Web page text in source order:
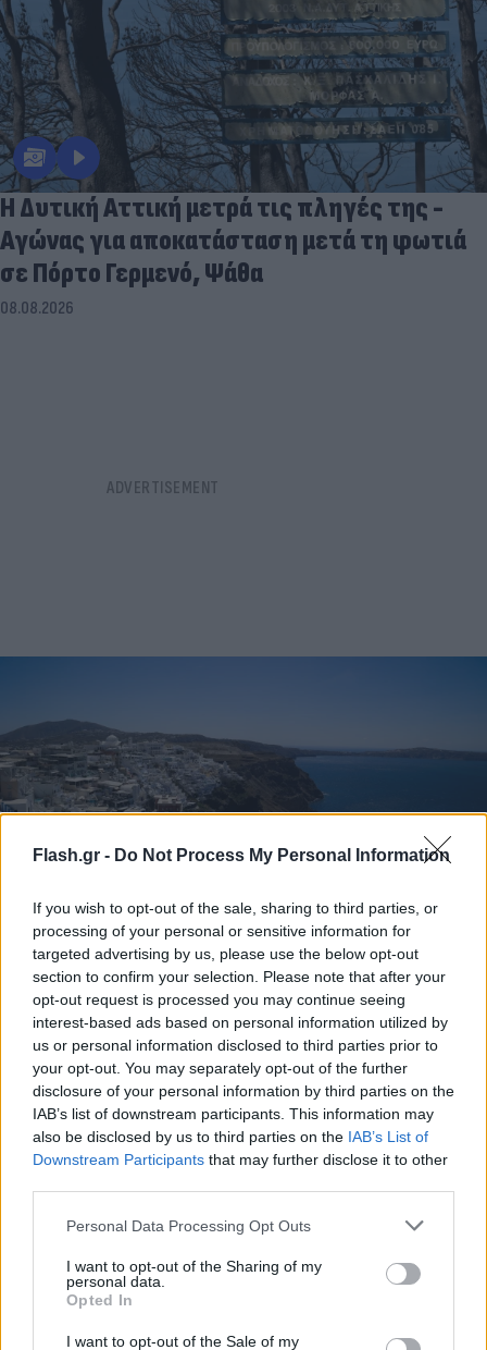
Flash.gr - Do Not Process My Personal Information
If you wish to opt-out of the sale, sharing to third parties, or
processing of your personal or sensitive information for
targeted advertising by us, please use the below opt-out
section to confirm your selection. Please note that after your
opt-out request is processed you may continue seeing
interest-based ads based on personal information utilized by
us or personal information disclosed to third parties prior to
your opt-out. You may separately opt-out of the further
disclosure of your personal information by third parties on the
IAB’s list of downstream participants. This information may
also be disclosed by us to third parties on the IAB’s List of
Downstream Participants that may further disclose it to other
Please note that this website/app uses one or more Google
not limited to your visit or usage behaviour. You may click to
grant or deny consent to Google and its third-party tags to
use your data for below specified purposes in below Google
consent section.
Personal Data Processing Opt Outs
I want to opt-out of the Sharing of my
personal data.
Opted In
I want to opt-out of the Sale of my
Η Δυτική Αττική μετρά τις πληγές της -
Αγώνας για αποκατάσταση μετά τη φωτιά
σε Πόρτο Γερμενό, Ψάθα
08.08.2026
Νέο Χωροταξικό για τον Τουρισμό: Ο χάρτης
επενδύσεων, οι περιοχές «υπό πίεση» και οι νέοι
κανόνες
08.08.2026